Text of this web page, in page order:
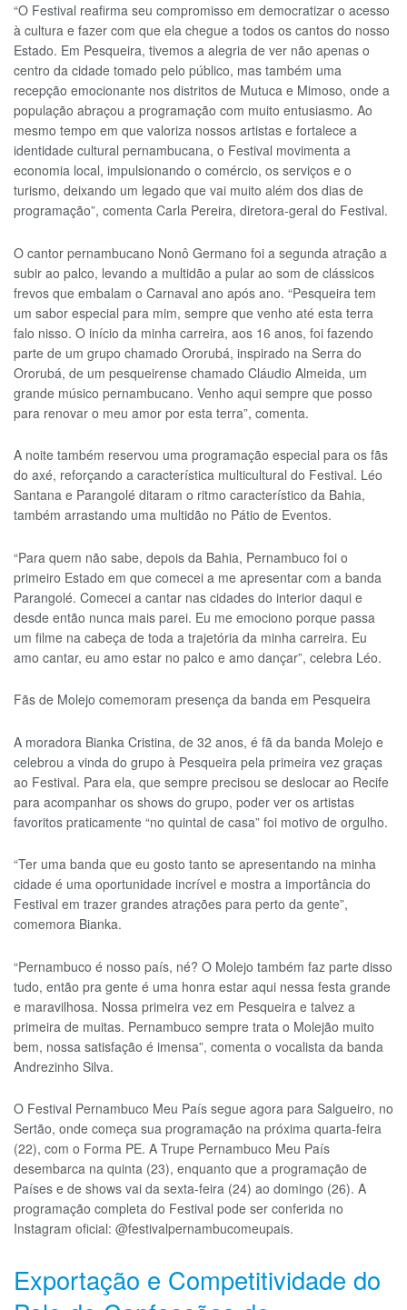
“O Festival reafirma seu compromisso em democratizar o acesso
à cultura e fazer com que ela chegue a todos os cantos do nosso
Estado. Em Pesqueira, tivemos a alegria de ver não apenas o
centro da cidade tomado pelo público, mas também uma
recepção emocionante nos distritos de Mutuca e Mimoso, onde a
população abraçou a programação com muito entusiasmo. Ao
mesmo tempo em que valoriza nossos artistas e fortalece a
identidade cultural pernambucana, o Festival movimenta a
economia local, impulsionando o comércio, os serviços e o
turismo, deixando um legado que vai muito além dos dias de
programação”, comenta Carla Pereira, diretora-geral do Festival.
O cantor pernambucano Nonô Germano foi a segunda atração a
subir ao palco, levando a multidão a pular ao som de clássicos
frevos que embalam o Carnaval ano após ano. “Pesqueira tem
um sabor especial para mim, sempre que venho até esta terra
falo nisso. O início da minha carreira, aos 16 anos, foi fazendo
parte de um grupo chamado Ororubá, inspirado na Serra do
Ororubá, de um pesqueirense chamado Cláudio Almeida, um
grande músico pernambucano. Venho aqui sempre que posso
para renovar o meu amor por esta terra”, comenta.
A noite também reservou uma programação especial para os fãs
do axé, reforçando a característica multicultural do Festival. Léo
Santana e Parangolé ditaram o ritmo característico da Bahia,
também arrastando uma multidão no Pátio de Eventos.
“Para quem não sabe, depois da Bahia, Pernambuco foi o
primeiro Estado em que comecei a me apresentar com a banda
Parangolé. Comecei a cantar nas cidades do interior daqui e
desde então nunca mais parei. Eu me emociono porque passa
um filme na cabeça de toda a trajetória da minha carreira. Eu
amo cantar, eu amo estar no palco e amo dançar”, celebra Léo.
Fãs de Molejo comemoram presença da banda em Pesqueira
A moradora Bianka Cristina, de 32 anos, é fã da banda Molejo e
celebrou a vinda do grupo à Pesqueira pela primeira vez graças
ao Festival. Para ela, que sempre precisou se deslocar ao Recife
para acompanhar os shows do grupo, poder ver os artistas
favoritos praticamente “no quintal de casa” foi motivo de orgulho.
“Ter uma banda que eu gosto tanto se apresentando na minha
cidade é uma oportunidade incrível e mostra a importância do
Festival em trazer grandes atrações para perto da gente”,
comemora Bianka.
“Pernambuco é nosso país, né? O Molejo também faz parte disso
tudo, então pra gente é uma honra estar aqui nessa festa grande
e maravilhosa. Nossa primeira vez em Pesqueira e talvez a
primeira de muitas. Pernambuco sempre trata o Molejão muito
bem, nossa satisfação é imensa”, comenta o vocalista da banda
Andrezinho Silva.
O Festival Pernambuco Meu País segue agora para Salgueiro, no
Sertão, onde começa sua programação na próxima quarta-feira
(22), com o Forma PE. A Trupe Pernambuco Meu País
desembarca na quinta (23), enquanto que a programação de
Países e de shows vai da sexta-feira (24) ao domingo (26). A
programação completa do Festival pode ser conferida no
Instagram oficial: @festivalpernambucomeupais.
Exportação e Competitividade do